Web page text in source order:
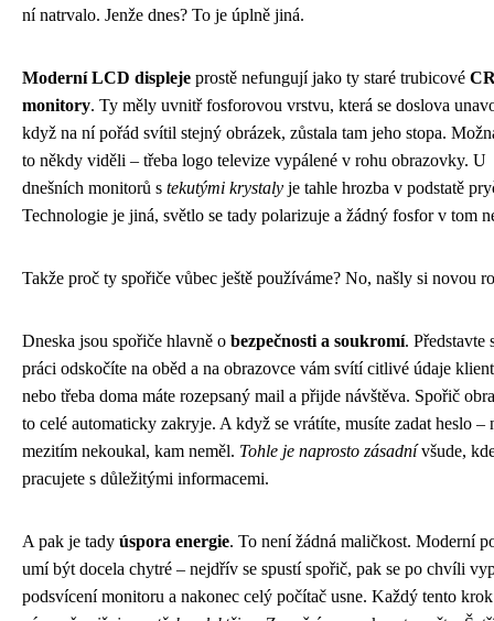
ní natrvalo. Jenže dnes? To je úplně jiná.
Moderní LCD displeje prostě nefungují jako ty staré trubicové
monitory. Ty měly uvnitř fosforovou vrstvu, která se doslova
když na ní pořád svítil stejný obrázek, zůstala tam jeho stopa.
to někdy viděli – třeba logo televize vypálené v rohu obrazovky. U
dnešních monitorů s tekutými krystaly je tahle hrozba v podstatě
Technologie je jiná, světlo se tady polarizuje a žádný fosfor v tom
Takže proč ty spořiče vůbec ještě používáme? No, našly si novou
Dneska jsou spořiče hlavně o bezpečnosti a soukromí. Představte
práci odskočíte na oběd a na obrazovce vám svítí citlivé údaje
nebo třeba doma máte rozepsaný mail a přijde návštěva. Spořič
to celé automaticky zakryje. A když se vrátíte, musíte zadat heslo –
mezitím nekoukal, kam neměl. Tohle je naprosto zásadnívšude,
pracujete s důležitými informacemi.
A pak je tady úspora energie. To není žádná maličkost. Moderní
umí být docela chytré – nejdřív se spustí spořič, pak se po chvíli
podsvícení monitoru a nakonec celý počítač usne. Každý tento krok